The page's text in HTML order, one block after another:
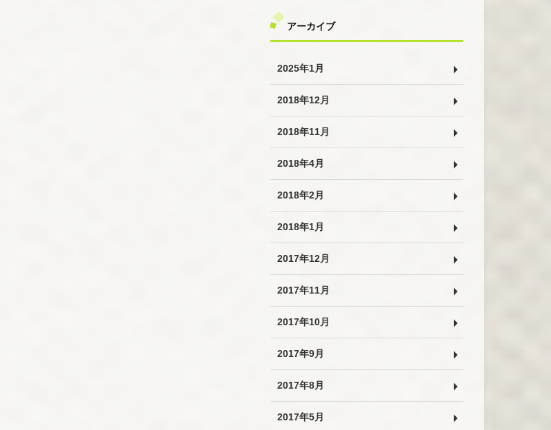
アーカイブ
2025年1月
2018年12月
2018年11月
2018年4月
2018年2月
2018年1月
2017年12月
2017年11月
2017年10月
2017年9月
2017年8月
2017年5月